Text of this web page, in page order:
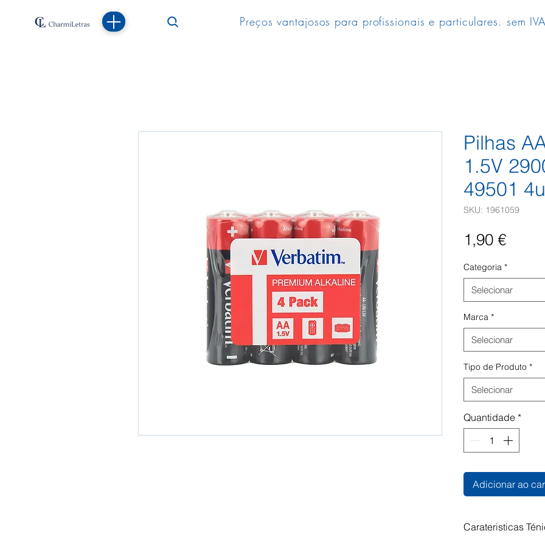
Preços vantajosos para profissionais e particulares. sem
Pilhas
1.5V
49501
SKU: 1961059
1,90 €Preço
Categoria *
Selecionar
Marca *
Selecionar
Tipo de Produto *
Selecionar
Quantidade *
Adicionar ao
Carateristicas